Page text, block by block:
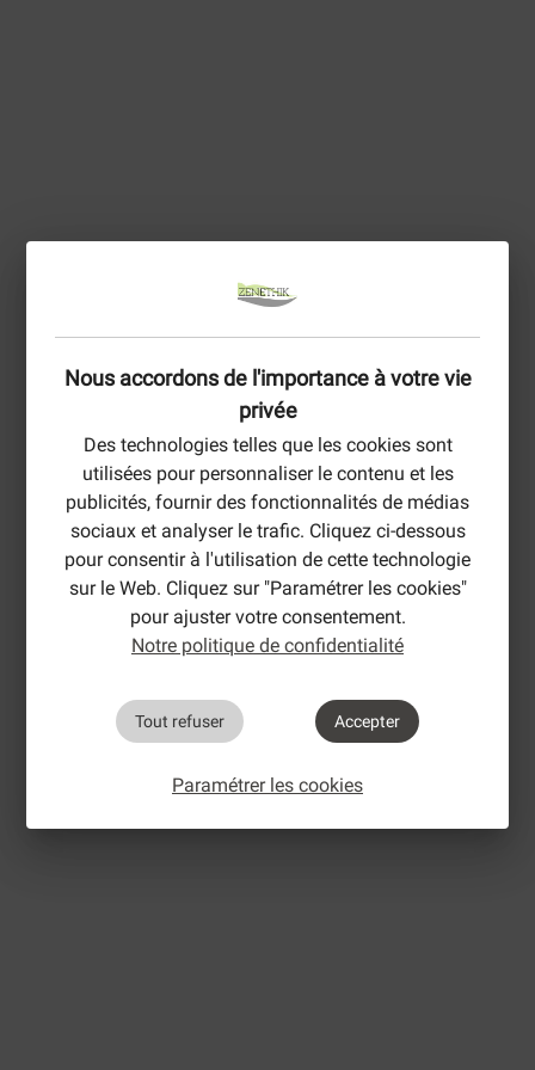
Nous accordons de l'importance à votre vie
privée
Des technologies telles que les cookies sont
utilisées pour personnaliser le contenu et les
publicités, fournir des fonctionnalités de médias
sociaux et analyser le trafic. Cliquez ci-dessous
pour consentir à l'utilisation de cette technologie
sur le Web. Cliquez sur "Paramétrer les cookies"
pour ajuster votre consentement.
Notre politique de confidentialité
Tout refuser Accepter
Paramétrer les cookies